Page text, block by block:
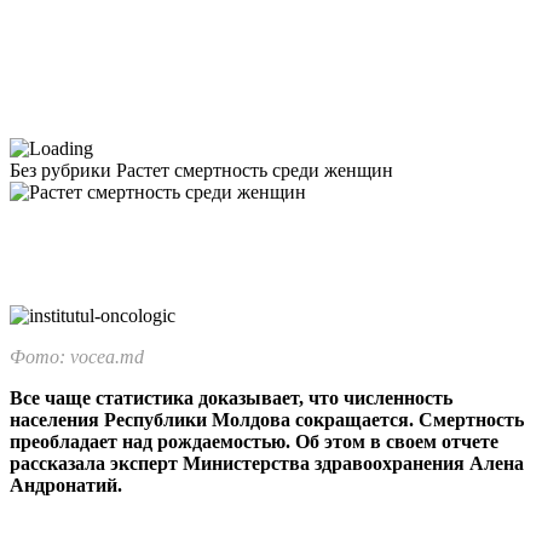
Без рубрики Растет cмертность среди женщин
Фото: vocea.md
Все чаще статистика доказывает, что численность
населения Республики Мол­дова сокращается. Смертность
преобладает над рождаемостью. Об этом в своем отчете
рассказала эксперт Министерства здравоохранения Алена
Андронатий.